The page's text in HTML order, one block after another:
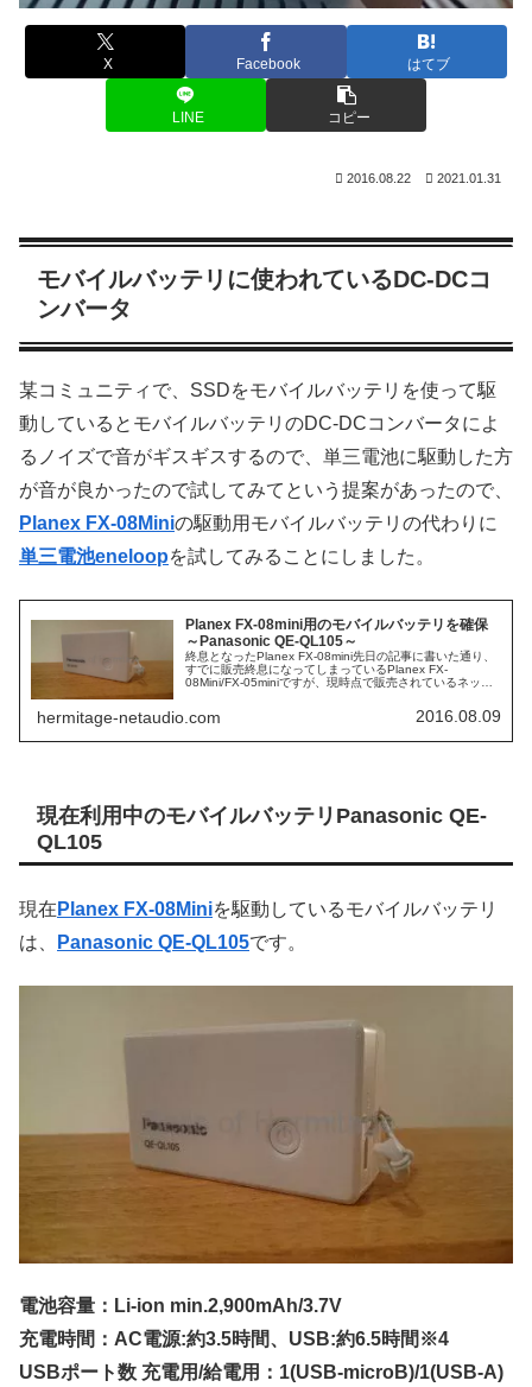
X Facebook はてブ
LINE コピー
2016.08.22 2021.01.31
モバイルバッテリに使われているDC-DCコ
ンバータ
某コミュニティで、SSDをモバイルバッテリを使って駆
動しているとモバイルバッテリのDC-DCコンバータによ
るノイズで音がギスギスするので、単三電池に駆動した方
が音が良かったので試してみてという提案があったので、
Planex FX-08Miniの駆動用モバイルバッテリの代わりに
単三電池eneloopを試してみることにしました。
Planex FX-08mini用のモバイルバッテリを確保
～Panasonic QE-QL105～
終息となったPlanex FX-08mini先日の記事に書いた通り、
すでに販売終息になってしまっているPlanex FX-
08Mini/FX-05miniですが、現時点で販売されているネット
hermitage-netaudio.com 2016.08.09
現在利用中のモバイルバッテリPanasonic QE-
QL105
現在 Planex FX-08Miniを駆動しているモバイルバッテリ
は、
Panasonic QE-QL105です。
電池容量：Li-ion min.2,900mAh/3.7V
充電時間：AC電源:約3.5時間、USB:約6.5時間※4
USBポート数 充電用/給電用：1(USB-microB)/1(USB-A)